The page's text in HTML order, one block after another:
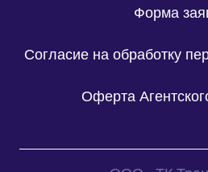
Форма
Согласие на обработку
Оферта